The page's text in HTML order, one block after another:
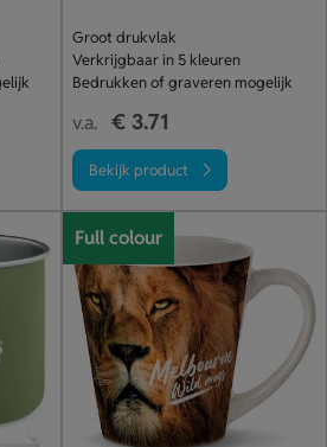
Groot drukvlak
Verkrijgbaar in 5 kleuren
Bedrukken of graveren mogelijk
v.a. € 3.71
Bekijk product
Full colour